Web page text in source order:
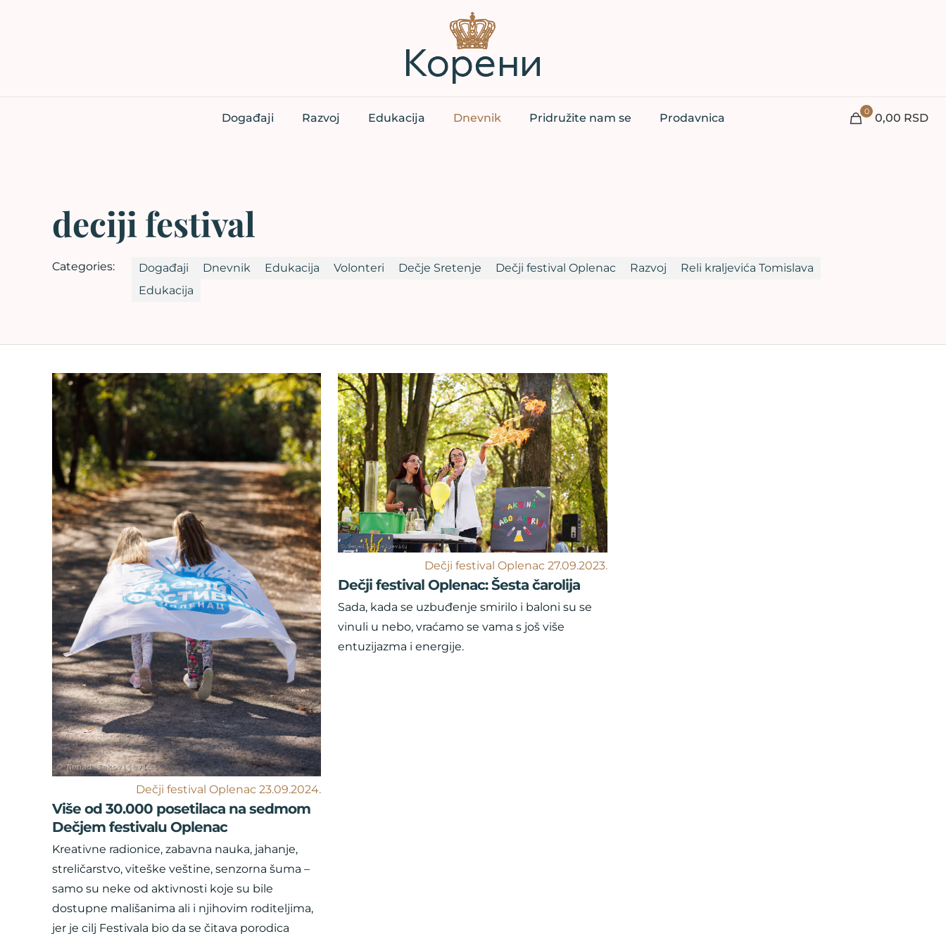
Događaji Razvoj Edukacija Dnevnik Pridružite nam se Prodavnica 0 0,00 RSD
deciji festival
Categories: Događaji Dnevnik Edukacija Volonteri Dečje Sretenje Dečji festival Oplenac Razvoj
Reli kraljevića Tomislava
Edukacija
Dečji festival Oplenac 23.09.2024.
Više od 30.000 posetilaca na sedmom
Dečjem festivalu Oplenac
Kreativne radionice, zabavna nauka, jahanje,
streličarstvo, viteške veštine, senzorna šuma –
samo su neke od aktivnosti koje su bile
dostupne mališanima ali i njihovim roditeljima,
jer je cilj Festivala bio da se čitava porodica
Dečji festival Oplenac 27.09.2023.
Dečji festival Oplenac: Šesta čarolija
Sada, kada se uzbuđenje smirilo i baloni su se
vinuli u nebo, vraćamo se vama s još više
entuzijazma i energije.